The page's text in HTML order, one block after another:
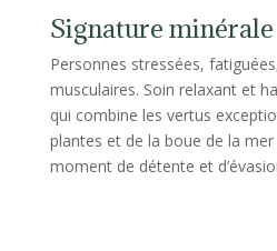
Signature minérale
Personnes stressées,
musculaires. Soin relaxant et
qui combine les vertus
plantes et de la boue de la
moment de détente et